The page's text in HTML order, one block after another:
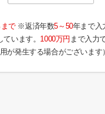
で※返済年数5～50年まで入
います。 1000万円 まで入力
が発生する場合がございます）